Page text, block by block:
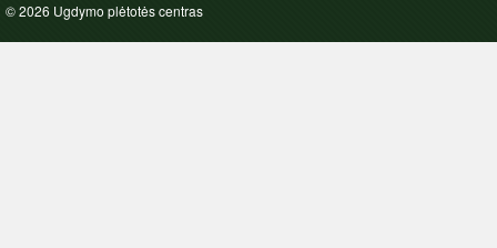
© 2026 Ugdymo plėtotės centras